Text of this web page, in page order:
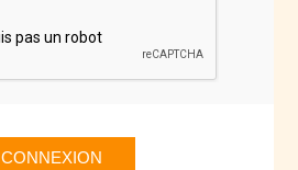
CONNEXION